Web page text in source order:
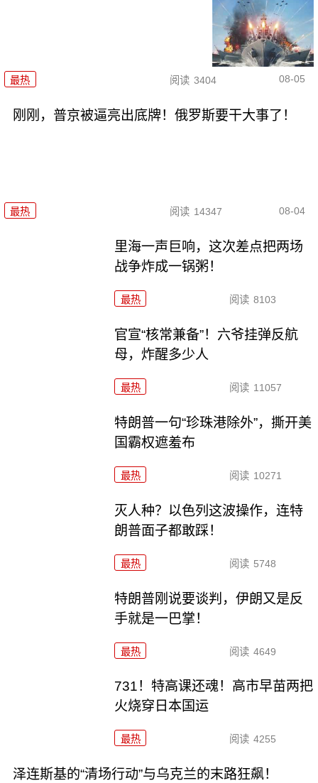
最热 阅读 3404 08-05
刚刚，普京被逼亮出底牌！俄罗斯要干大事了！
最热 阅读 14347 08-04
里海一声巨响，这次差点把两场
战争炸成一锅粥！
最热 阅读 8103
官宣“核常兼备”！六爷挂弹反航
母，炸醒多少人
最热 阅读 11057
特朗普一句“珍珠港除外”，撕开美
国霸权遮羞布
最热 阅读 10271
灭人种？以色列这波操作，连特
朗普面子都敢踩！
最热 阅读 5748
特朗普刚说要谈判，伊朗又是反
手就是一巴掌！
最热 阅读 4649
731！特高课还魂！高市早苗两把
火烧穿日本国运
最热 阅读 4255
泽连斯基的“清场行动”与乌克兰的末路狂飙！